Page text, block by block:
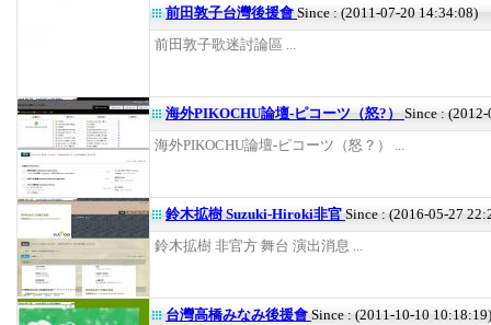
前田敦子台灣後援會 Since : (2011-07-20 14:34:08)
前田敦子歌迷討論區 ...
海外PIKOCHU論壇-ピコーツ（怒?） Since :
海外PIKOCHU論壇-ピコーツ（怒？） ...
鈴木拡樹 Suzuki-Hiroki非官 Since : (2016-05-27
鈴木拡樹 非官方 舞台 演出消息 ...
台灣高橋みなみ後援會 Since : (2011-10-10 10:18:19)